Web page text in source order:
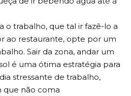
o trabalho, que tal ir fazê-lo a
ao restaurante, opte por um
Sair da zona, andar um
é uma ótima estratégia para
stressante de trabalho,
não coma